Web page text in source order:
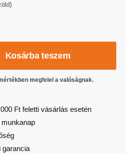
Kosárba teszem
megfelel a valóságnak.
Ft feletti vásárlás esetén
garancia